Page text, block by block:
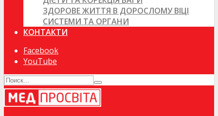
ЗДОРОВЕ ЖИТТЯ В ДОРОСЛОМУ ВІЦІ
СИСТЕМИ ТА ОРГАНИ
КОНТАКТИ
Facebook
YouTube